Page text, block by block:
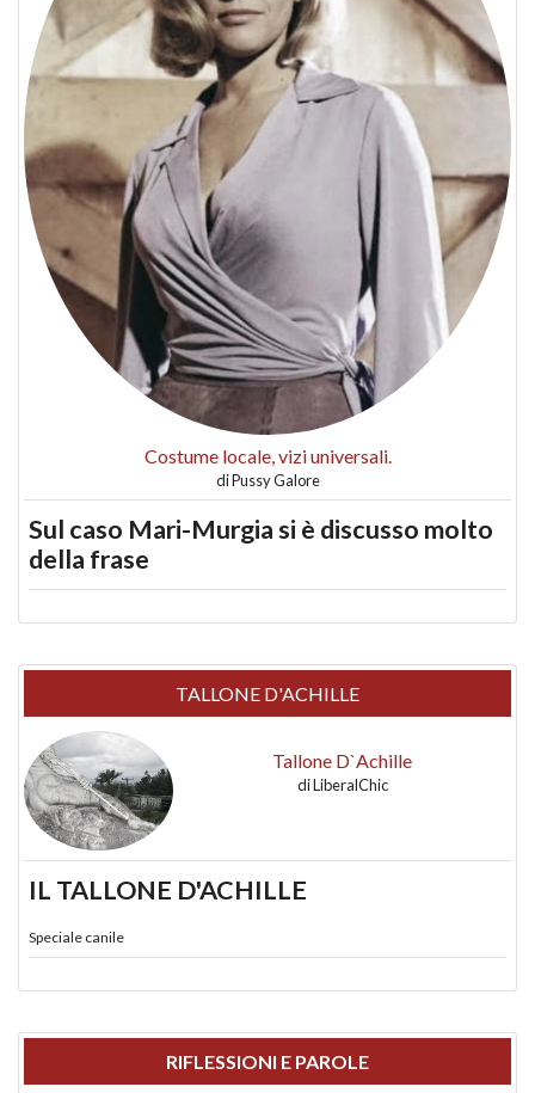
Costume locale, vizi universali.
diPussy Galore
Sul caso Mari-Murgia si è discusso molto
della frase
TALLONE D'ACHILLE
Tallone D`Achille
diLiberalChic
IL TALLONE D'ACHILLE
Speciale canile
RIFLESSIONI E PAROLE